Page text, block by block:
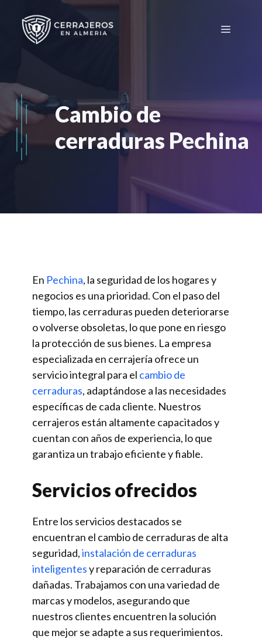
contenido
Menú
Cambio de
cerraduras Pechina
En Pechina, la seguridad de los hogares y
negocios es una prioridad. Con el paso del
tiempo, las cerraduras pueden deteriorarse
o volverse obsoletas, lo que pone en riesgo
la protección de sus bienes. La empresa
especializada en cerrajería ofrece un
servicio integral para el cambio de
cerraduras, adaptándose a las necesidades
específicas de cada cliente. Nuestros
cerrajeros están altamente capacitados y
cuentan con años de experiencia, lo que
garantiza un trabajo eficiente y fiable.
Servicios ofrecidos
Entre los servicios destacados se
encuentran el cambio de cerraduras de alta
seguridad,instalación de cerraduras
inteligentesy reparación de cerraduras
dañadas. Trabajamos con una variedad de
marcas y modelos, asegurando que
nuestros clientes encuentren la solución
que mejor se adapte a sus requerimientos.